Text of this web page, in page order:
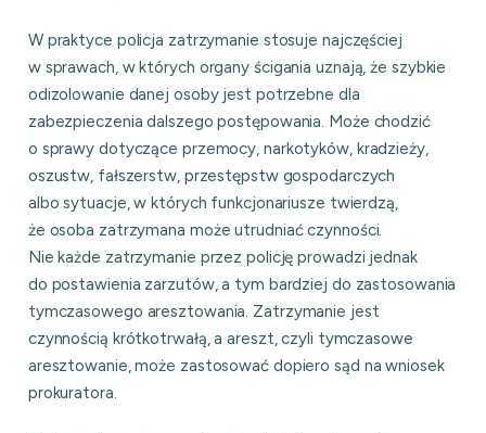
W praktyce policja zatrzymanie stosuje najczęściej
w sprawach, w których organy ścigania uznają, że szybkie
odizolowanie danej osoby jest potrzebne dla
zabezpieczenia dalszego postępowania. Może chodzić
o sprawy dotyczące przemocy, narkotyków, kradzieży,
oszustw, fałszerstw, przestępstw gospodarczych
albo sytuacje, w których funkcjonariusze twierdzą,
że osoba zatrzymana może utrudniać czynności.
Nie każde zatrzymanie przez policję prowadzi jednak
do postawienia zarzutów, a tym bardziej do zastosowania
tymczasowego aresztowania. Zatrzymanie jest
czynnością krótkotrwałą, a areszt, czyli tymczasowe
aresztowanie, może zastosować dopiero sąd na wniosek
prokuratora.